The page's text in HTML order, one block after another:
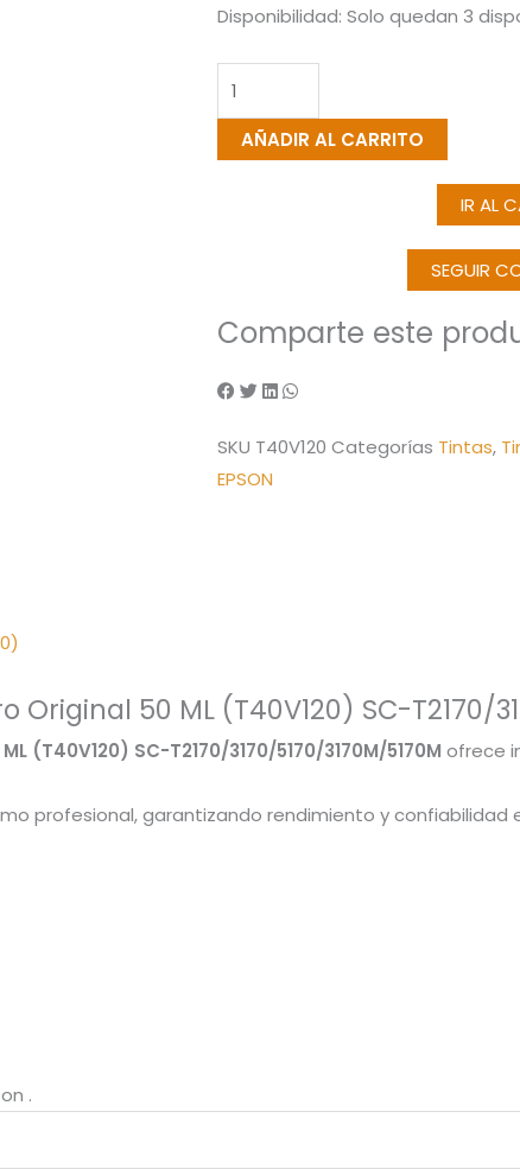
Disponibilidad: Solo quedan 3
Cartucho
Tinta
T40V1
SC-
cantidad
AÑADIR AL CARRITO
IR AL
SEGUIR
Comparte este
SKU T40V120 Categorías Tintas,
EPSON
50 ML (T40V120) SC-T2170/
(T40V120) SC-T2170/3170/5170/3170M/5170M ofrece
profesional, garantizando rendimiento y confiabilidad
.